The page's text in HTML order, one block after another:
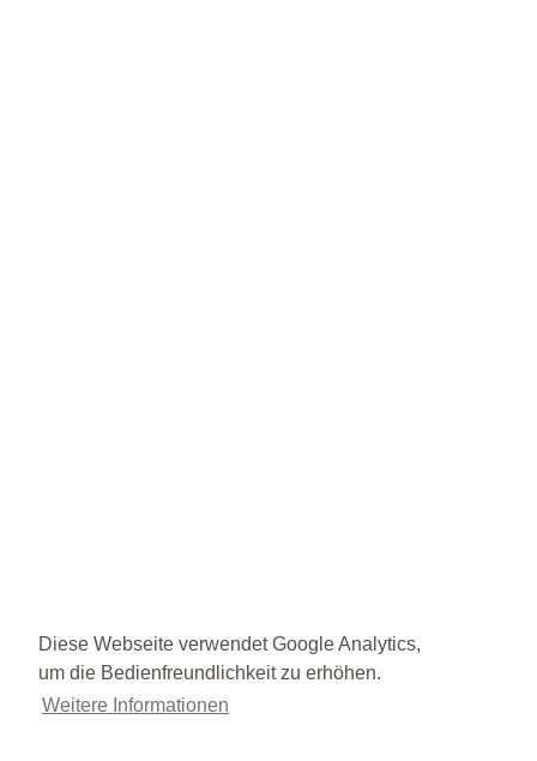
Diese Webseite verwendet Google Analytics,
um die Bedienfreundlichkeit zu erhöhen.
Weitere Informationen